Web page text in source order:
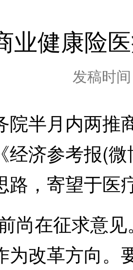
业健康险
发稿时
半月内两推
经济参考报(
路，寄望于医
在征求意见
为改革方向。